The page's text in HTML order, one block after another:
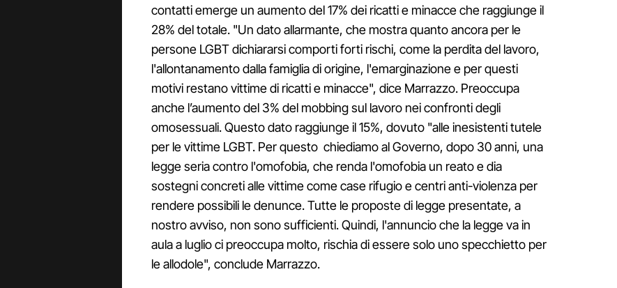
contatti emerge un aumento del 17% dei ricatti e minacce che raggiunge il
28% del totale. "Un dato allarmante, che mostra quanto ancora per le
persone LGBT dichiararsi comporti forti rischi, come la perdita del lavoro,
l'allontanamento dalla famiglia di origine, l'emarginazione e per questi
motivi restano vittime di ricatti e minacce", dice Marrazzo. Preoccupa
anche l’aumento del 3% del mobbing sul lavoro nei confronti degli
omosessuali. Questo dato raggiunge il 15%, dovuto "alle inesistenti tutele
per le vittime LGBT. Per questo chiediamo al Governo, dopo 30 anni, una
legge seria contro l'omofobia, che renda l'omofobia un reato e dia
sostegni concreti alle vittime come case rifugio e centri anti-violenza per
rendere possibili le denunce. Tutte le proposte di legge presentate, a
nostro avviso, non sono sufficienti. Quindi, l'annuncio che la legge va in
aula a luglio ci preoccupa molto, rischia di essere solo uno specchietto per
le allodole", conclude Marrazzo.